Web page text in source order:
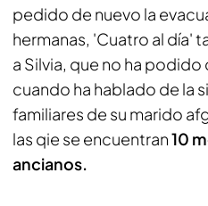
pedido de nuevo la
hermanas, 'Cuatro al día'
a Silvia, que no ha
cuando ha hablado de la
familiares de su marido
las qie se encuentran10
ancianos.